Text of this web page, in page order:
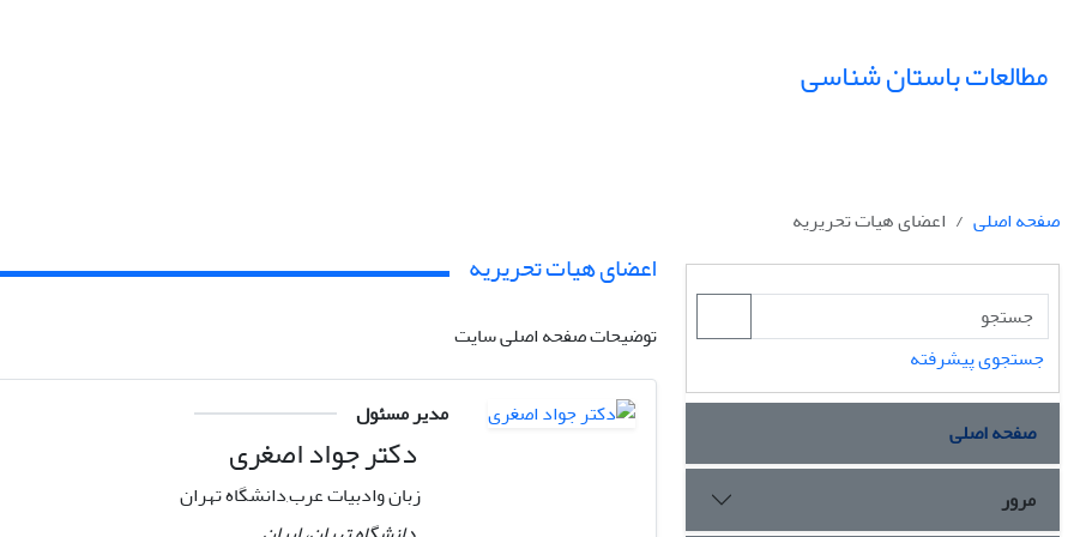
مطالعات باستان شناسی
صفحه اصلی اعضای هیات تحریریه
جستجوی پیشرفته
صفحه اصلی
مرور
اعضای هیات تحریریه
توضیحات صفحه اصلی سایت
مدیر مسئول
دکتر جواد اصغری
زبان وادبیات عرب,دانشگاه تهران